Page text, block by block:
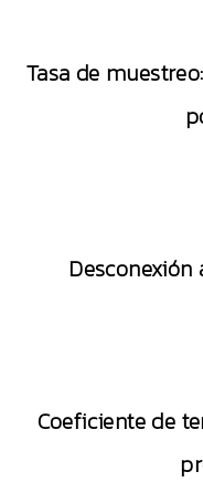
Tasa de
Coeficiente de